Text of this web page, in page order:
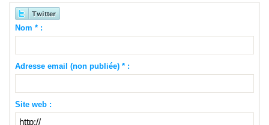
Nom * :
Adresse email (non publiée) * :
Site web :